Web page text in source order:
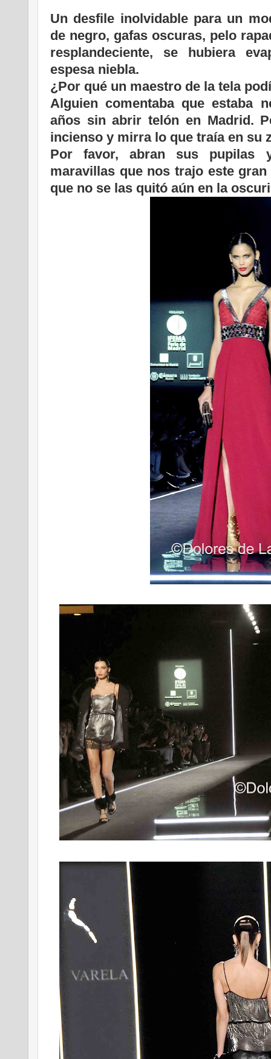
Un desfile inolvidable para un
de negro, gafas oscuras, pelo
resplandeciente, se hubiera
espesa niebla.
¿Por qué un maestro de la tela
Alguien comentaba que estaba
años sin abrir telón en Madrid.
incienso y mirra lo que traía en su
Por favor, abran sus pupilas
maravillas que nos trajo este
que no se las quitó aún en la